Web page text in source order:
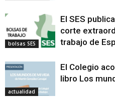
bolsas SES
El SES
corte
trabajo de
actualidad
El Colegio
libro Los